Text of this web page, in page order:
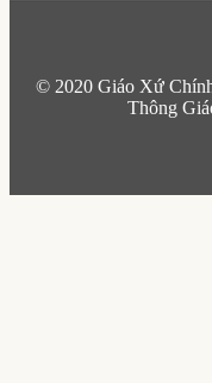
© 2020 Giáo Xứ
Thông